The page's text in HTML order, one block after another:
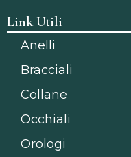
Link Utili
Anelli
Bracciali
Collane
Occhiali
Orologi